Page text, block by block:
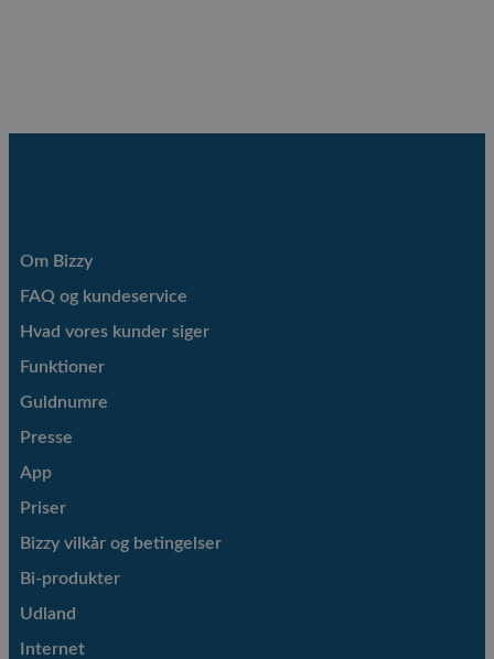
Om Bizzy
FAQ og kundeservice
Hvad vores kunder siger
Funktioner
Guldnumre
Presse
App
Priser
Bizzy vilkår og betingelser
Bi-produkter
Udland
Internet